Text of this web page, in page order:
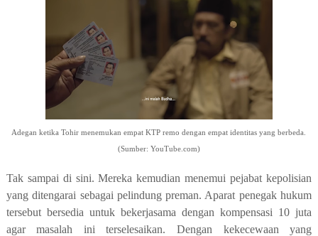
Adegan ketika Tohir menemukan empat KTP remo dengan empat identitas yang berbeda.
(Sumber: YouTube.com)
Tak sampai di sini. Mereka kemudian menemui pejabat kepolisian
yang ditengarai sebagai pelindung preman. Aparat penegak hukum
tersebut bersedia untuk bekerjasama dengan kompensasi 10 juta
agar masalah ini terselesaikan. Dengan kekecewaan yang